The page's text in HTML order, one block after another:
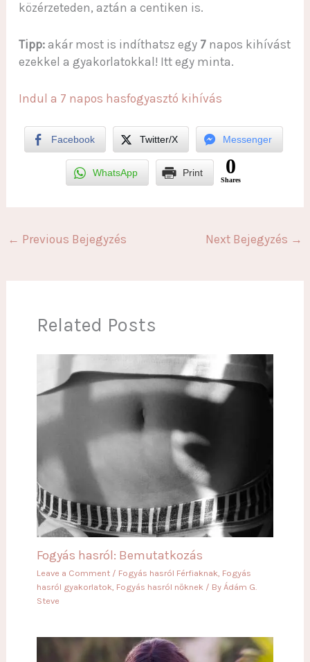
közérzeteden, aztán a centiken is.
Tipp:akár most is indíthatsz egy 7napos kihívást
ezekkel a gyakorlatokkal! Itt egy minta.
Indul a 7 napos hasfogyasztó kihívás
Facebook Twitter/X Messenger
WhatsApp Print 0
Shares
← Previous Bejegyzés Next Bejegyzés →
Related Posts
Fogyás hasról: Bemutatkozás
Leave a Comment / Fogyás hasról Férfiaknak Fogyás
hasról gyakorlatok Fogyás hasról nőknek / By Ádám G.
Steve